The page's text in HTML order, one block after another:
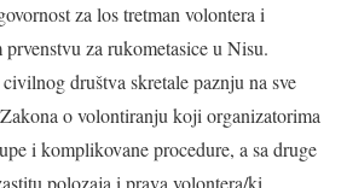
za los tretman volontera i
za rukometasice u Nisu.
društva skretale paznju na sve
o volontiranju koji organizatorima
i komplikovane procedure, a sa druge
polozaja i prava volontera/ki